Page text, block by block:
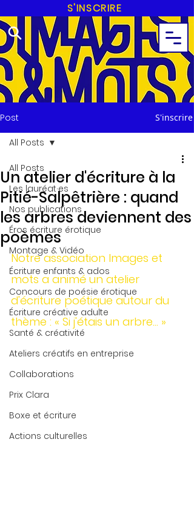
S'INSCRIRE
Post S'inscrire
All Posts
Les lauréat·es
Nos publications
Éros écriture érotique
Montage & Vidéo
Écriture enfants & ados
Concours de poésie érotique
Écriture créative adulte
Santé & créativité
Ateliers créatifs en entreprise
Collaborations
Prix Clara
Boxe et écriture
Actions culturelles
All Posts
Un atelier d'écriture à la
Pitié-Salpêtrière : quand
les arbres deviennent des
poèmes
Notre association Images et
mots a animé un atelier
d'écriture poétique autour du
thème : « Si j'étais un arbre… »